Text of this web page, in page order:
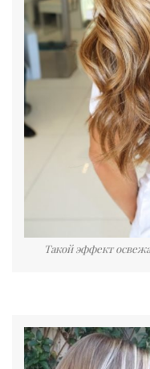
Такой эффект